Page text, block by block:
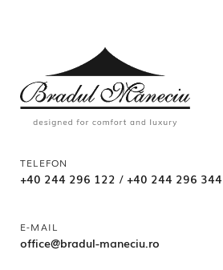
TELEFON
+40 244 296 122 / +40 244 296 344
E-MAIL
office@bradul-maneciu.ro